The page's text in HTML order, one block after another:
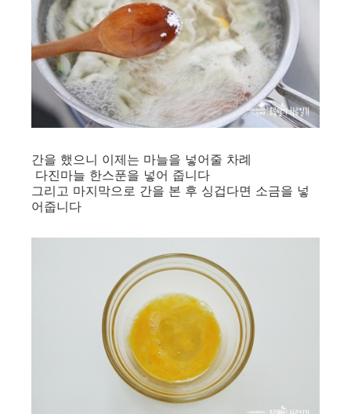
간을 했으니 이제는 마늘을 넣어줄 차례
다진마늘 한스푼을 넣어 줍니다
그리고 마지막으로 간을 본 후 싱겁다면 소금을 넣
어줍니다